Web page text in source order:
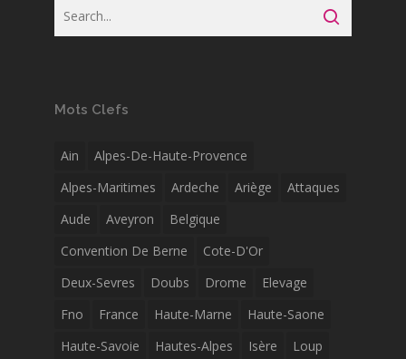
Mots Clefs
Ain
Alpes-De-Haute-Provence
Alpes-Maritimes
Ardeche Ariège
Attaques
Aude
Aveyron
Belgique
Convention De Berne
Cote-D'Or
Deux-Sevres
Doubs Drome
Elevage
Fno
France Haute-Marne
Haute-Saone
Haute-Savoie
Hautes-Alpes Isère
Loup